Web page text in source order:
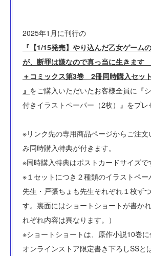
2025年1月に刊行の
『【1/15発売】やり込んだ乙女ゲーム
が、断罪は嫌なので真っ当に生きま
＋コミックス第3巻 2冊同時購入セッ
』 をご購入いただいたお客様全員に『
付きイラストペーパー（2枚）』をプレ
※リンク先の専用商品ページからご注
み同時購入特典が付きます。
※同時購入特典はポストカードサイズで
※１セットにつき２種類のイラストペ
先生・戸張ちょも先生それぞれ１枚ず
す。裏面にはショートショートが書か
れぞれ内容は異なります。）
※ショートショートは、原作小説10巻
オンラインストア限定書き下ろしSSと